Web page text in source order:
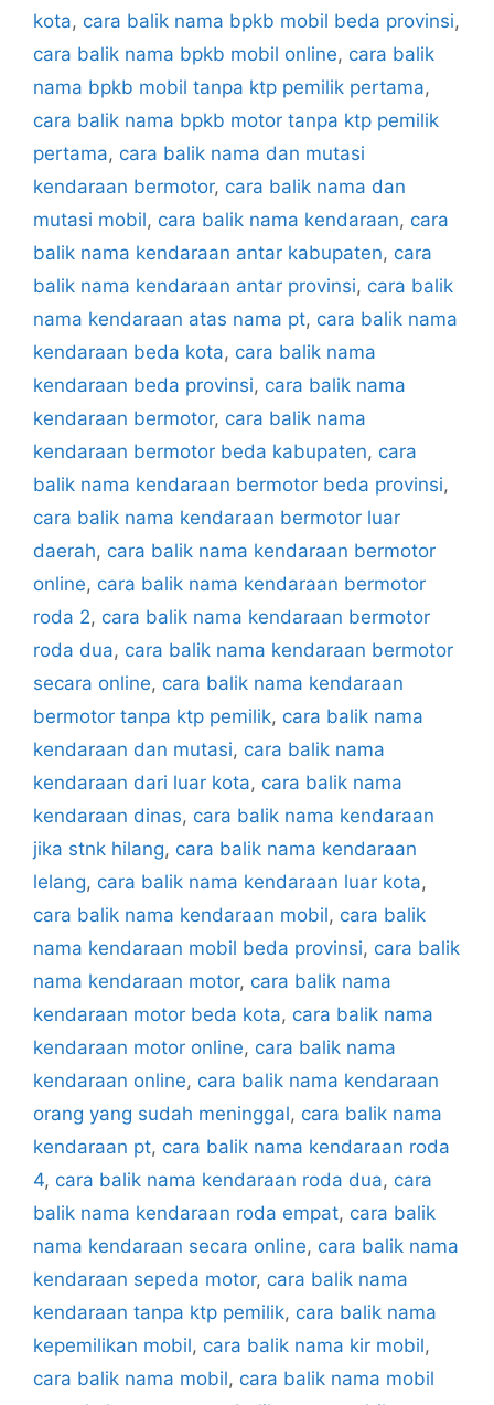
kota, cara balik nama bpkb mobil beda provinsi,
cara balik nama bpkb mobil online, cara balik
nama bpkb mobil tanpa ktp pemilik pertama,
cara balik nama bpkb motor tanpa ktp pemilik
pertama, cara balik nama dan mutasi
kendaraan bermotor, cara balik nama dan
mutasi mobil, cara balik nama kendaraan, cara
balik nama kendaraan antar kabupaten, cara
balik nama kendaraan antar provinsi, cara balik
nama kendaraan atas nama pt, cara balik nama
kendaraan beda kota, cara balik nama
kendaraan beda provinsi, cara balik nama
kendaraan bermotor, cara balik nama
kendaraan bermotor beda kabupaten, cara
balik nama kendaraan bermotor beda provinsi,
cara balik nama kendaraan bermotor luar
daerah, cara balik nama kendaraan bermotor
online, cara balik nama kendaraan bermotor
roda 2, cara balik nama kendaraan bermotor
roda dua, cara balik nama kendaraan bermotor
secara online, cara balik nama kendaraan
bermotor tanpa ktp pemilik, cara balik nama
kendaraan dan mutasi, cara balik nama
kendaraan dari luar kota, cara balik nama
kendaraan dinas, cara balik nama kendaraan
jika stnk hilang, cara balik nama kendaraan
lelang, cara balik nama kendaraan luar kota,
cara balik nama kendaraan mobil, cara balik
nama kendaraan mobil beda provinsi, cara balik
nama kendaraan motor, cara balik nama
kendaraan motor beda kota, cara balik nama
kendaraan motor online, cara balik nama
kendaraan online, cara balik nama kendaraan
orang yang sudah meninggal, cara balik nama
kendaraan pt, cara balik nama kendaraan roda
4, cara balik nama kendaraan roda dua, cara
balik nama kendaraan roda empat, cara balik
nama kendaraan secara online, cara balik nama
kendaraan sepeda motor, cara balik nama
kendaraan tanpa ktp pemilik, cara balik nama
kepemilikan mobil, cara balik nama kir mobil,
cara balik nama mobil, cara balik nama mobil